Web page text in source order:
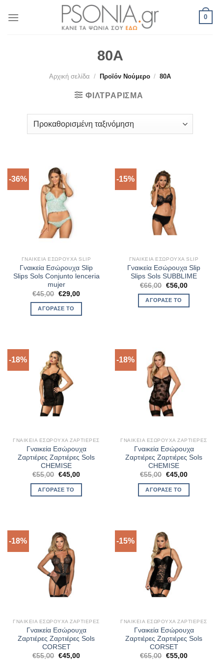
0
80A
Αρχική σελίδα / Προϊόν Νούμερο / 80A
ΦΙΛΤΡΆΡΙΣΜΑ
-36%
ΓΝΑΙΚΕΊΑ ΕΣΏΡΟΥΧΑ SLIP
Γναικεία Εσώρουχα Slip
Slips Sols Conjunto lenceria
mujer
€45,00 Original
price
was:
€45,00.
€29,00Η
ΑΓΌΡΑΣΈ ΤΟ
-15%
ΓΝΑΙΚΕΊΑ ΕΣΏΡΟΥΧΑ SLIP
Γναικεία Εσώρουχα Slip
Slips Sols SUBBLIME
€66,00 Original
price
was:
€66,00.
€56,00Η
ΑΓΌΡΑΣΈ ΤΟ
-18%
ΓΝΑΙΚΕΊΑ ΕΣΏΡΟΥΧΑ ΖΑΡΤΙΈΡΕΣ
Γναικεία Εσώρουχα
Ζαρτιέρες Ζαρτιέρες Sols
CHEMISE
€55,00 Original
was:
€55,00.
€45,00Η
ΑΓΌΡΑΣΈ ΤΟ
-18%
ΓΝΑΙΚΕΊΑ ΕΣΏΡΟΥΧΑ ΖΑΡΤΙΈΡΕΣ
Γναικεία Εσώρουχα
Ζαρτιέρες Ζαρτιέρες Sols
CHEMISE
€55,00 Original
was:
€55,00.
€45,00Η
ΑΓΌΡΑΣΈ ΤΟ
-18%
ΓΝΑΙΚΕΊΑ ΕΣΏΡΟΥΧΑ ΖΑΡΤΙΈΡΕΣ
Γναικεία Εσώρουχα
Ζαρτιέρες Ζαρτιέρες Sols
CORSET
€55,00 Original
€45,00Η
-15%
ΓΝΑΙΚΕΊΑ ΕΣΏΡΟΥΧΑ ΖΑΡΤΙΈΡΕΣ
Γναικεία Εσώρουχα
Ζαρτιέρες Ζαρτιέρες Sols
CORSET
€65,00 Original
€55,00Η